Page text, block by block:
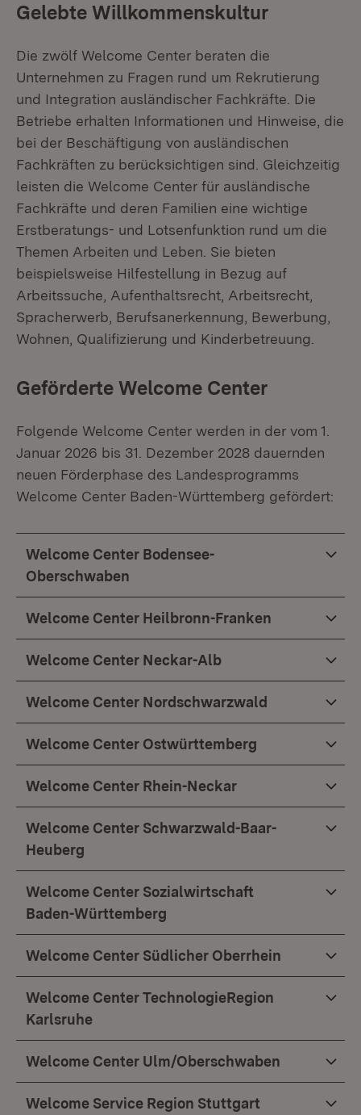
Gelebte Willkommenskultur
Die zwölf Welcome Center beraten die
Unternehmen zu Fragen rund um Rekrutierung
und Integration ausländischer Fachkräfte. Die
Betriebe erhalten Informationen und Hinweise, die
bei der Beschäftigung von ausländischen
Fachkräften zu berücksichtigen sind. Gleichzeitig
leisten die Welcome Center für ausländische
Fachkräfte und deren Familien eine wichtige
Erstberatungs- und Lotsenfunktion rund um die
Themen Arbeiten und Leben. Sie bieten
beispielsweise Hilfestellung in Bezug auf
Arbeitssuche, Aufenthaltsrecht, Arbeitsrecht,
Spracherwerb, Berufsanerkennung, Bewerbung,
Wohnen, Qualifizierung und Kinderbetreuung.
Geförderte Welcome Center
Folgende Welcome Center werden in der vom 1.
Januar 2026 bis 31. Dezember 2028 dauernden
neuen Förderphase des Landesprogramms
Welcome Center Baden-Württemberg gefördert:
Welcome Center Bodensee-
Oberschwaben
Welcome Center Heilbronn-Franken
Welcome Center Neckar-Alb
Welcome Center Nordschwarzwald
Welcome Center Ostwürttemberg
Welcome Center Rhein-Neckar
Welcome Center Schwarzwald-Baar-
Heuberg
Welcome Center Sozialwirtschaft
Baden-Württemberg
Welcome Center Südlicher Oberrhein
Welcome Center TechnologieRegion
Karlsruhe
Welcome Center Ulm/Oberschwaben
Welcome Service Region Stuttgart